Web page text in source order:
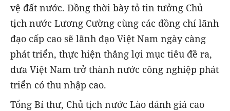
vệ đất nước. Đồng thời bày tỏ tin tưởng Chủ
tịch nước Lương Cường cùng các đồng chí lãnh
đạo cấp cao sẽ lãnh đạo Việt Nam ngày càng
phát triển, thực hiện thắng lợi mục tiêu đề ra,
đưa Việt Nam trở thành nước công nghiệp phát
triển có thu nhập cao.
Tổng Bí thư, Chủ tịch nước Lào đánh giá cao